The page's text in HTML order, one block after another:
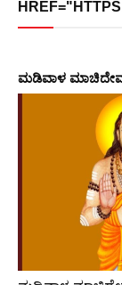
ಮಡಿವಾಳ ಮಾಚಿದೇವ